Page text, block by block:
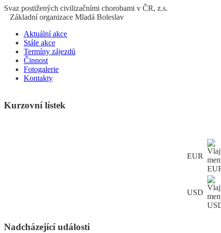
Svaz postižených civilizačními chorobami v ČR, z.s.
Základní organizace Mladá Boleslav
Aktuální akce
Stále akce
Termíny zájezdů
Činnost
Fotogalerie
Kontakty
Kurzovní lístek
EUR
USD
Nadcházející události